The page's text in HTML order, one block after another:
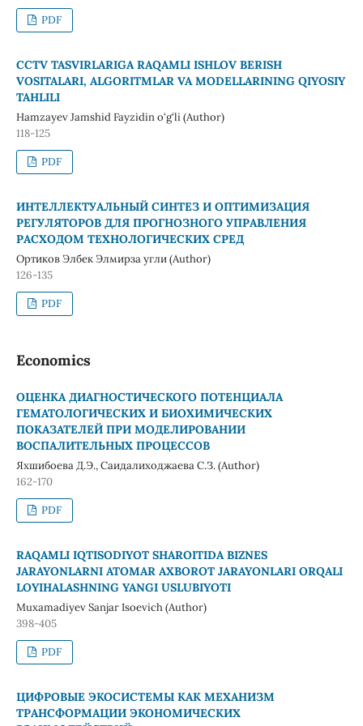
PDF
CCTV TASVIRLARIGA RAQAMLI ISHLOV BERISH
VOSITALARI, ALGORITMLAR VA MODELLARINING QIYOSIY
TAHLILI
Hamzayev Jamshid Fayzidin o‘g‘li (Author)
118-125
PDF
ИНТЕЛЛЕКТУАЛЬНЫЙ СИНТЕЗ И ОПТИМИЗАЦИЯ
РЕГУЛЯТОРОВ ДЛЯ ПРОГНОЗНОГО УПРАВЛЕНИЯ
РАСХОДОМ ТЕХНОЛОГИЧЕСКИХ СРЕД
Ортиков Элбек Элмирза угли (Author)
126-135
PDF
Economics
ОЦЕНКА ДИАГНОСТИЧЕСКОГО ПОТЕНЦИАЛА
ГЕМАТОЛОГИЧЕСКИХ И БИОХИМИЧЕСКИХ
ПОКАЗАТЕЛЕЙ ПРИ МОДЕЛИРОВАНИИ
ВОСПАЛИТЕЛЬНЫХ ПРОЦЕССОВ
Яхшибоева Д.Э., Саидалиходжаева С.З. (Author)
162-170
PDF
RAQAMLI IQTISODIYOT SHAROITIDA BIZNES
JARAYONLARNI ATOMAR AXBOROT JARAYONLARI ORQALI
LOYIHALASHNING YANGI USLUBIYOTI
Muxamadiyev Sanjar Isoevich (Author)
398-405
PDF
ЦИФРОВЫЕ ЭКОСИСТЕМЫ КАК МЕХАНИЗМ
ТРАНСФОРМАЦИИ ЭКОНОМИЧЕСКИХ